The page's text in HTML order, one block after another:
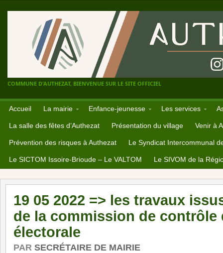
COMMUNE D'AUTHEZAT, BIENVENUE SUR LE SITE OFFICIEL
Accueil La mairie Enfance-jeunesse Les services
La salle des fêtes d’Authezat Présentation du village Venir à
Prévention des risques à Authezat Le Syndicat Intercommunal
Le SICTOM Issoire-Brioude – Le VALTOM Le SIVOM de la
19 05 2022 => les travaux
de la commission de contrôle
électorale
PAR SECRÉTAIRE DE MAIRIE